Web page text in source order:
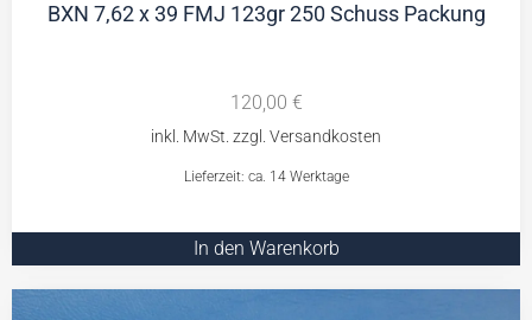
BXN 7,62 x 39 FMJ 123gr 250 Schuss Packung
120,00 €
Lieferzeit: ca. 14 Werktage
In den Warenkorb